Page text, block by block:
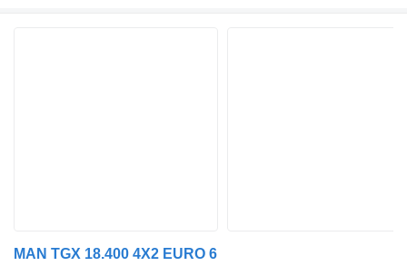
MAN TGX 18.400 4X2 EURO 6